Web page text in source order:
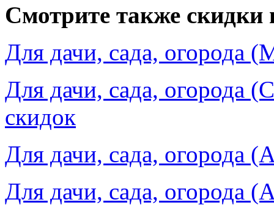
Смотрите также скидки
Для дачи, сада, огорода
Для дачи, сада, огорода
скидок
Для дачи, сада, огорода
Для дачи, сада, огорода